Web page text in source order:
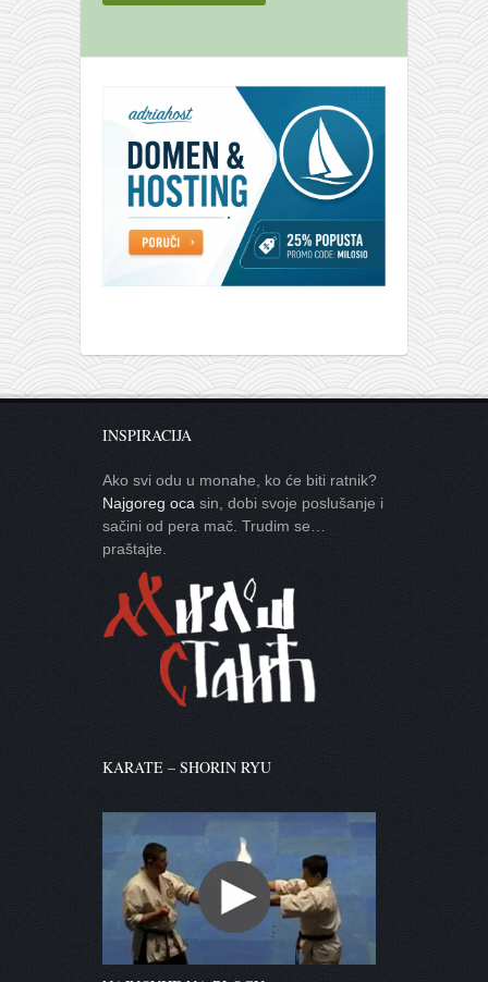
INSPIRACIJA
Ako svi odu u monahe, ko će biti ratnik?
Najgoreg oca sin, dobi svoje poslušanje i
sačini od pera mač. Trudim se…
praštajte.
KARATE – SHORIN RYU